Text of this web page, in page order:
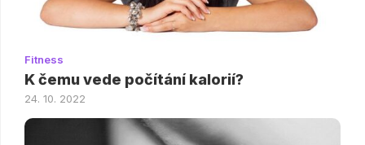
Fitness
K čemu vede počítání kalorií?
24. 10. 2022